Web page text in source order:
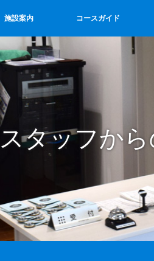
施設案内 コースガイド
スタッフか